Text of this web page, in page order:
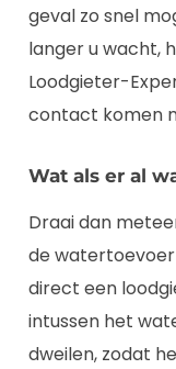
geval zo snel
langer u wacht,
Loodgieter-
contact komen
Wat als er al
Draai dan
de
direct een
intussen het
dweilen, zodat